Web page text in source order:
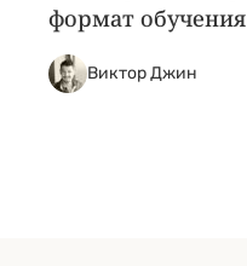
формат обучения
Виктор Джин